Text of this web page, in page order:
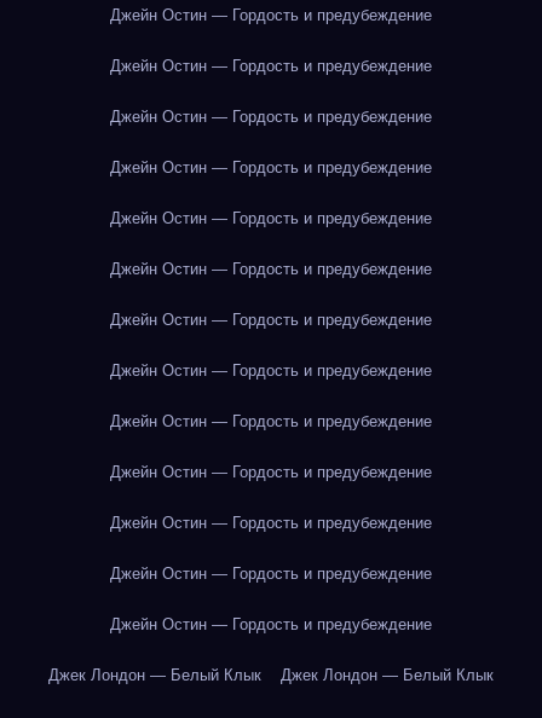
Джейн Остин — Гордость и предубеждение
Джейн Остин — Гордость и предубеждение
Джейн Остин — Гордость и предубеждение
Джейн Остин — Гордость и предубеждение
Джейн Остин — Гордость и предубеждение
Джейн Остин — Гордость и предубеждение
Джейн Остин — Гордость и предубеждение
Джейн Остин — Гордость и предубеждение
Джейн Остин — Гордость и предубеждение
Джейн Остин — Гордость и предубеждение
Джейн Остин — Гордость и предубеждение
Джейн Остин — Гордость и предубеждение
Джейн Остин — Гордость и предубеждение
Джек Лондон — Белый Клык Джек Лондон — Белый Клык